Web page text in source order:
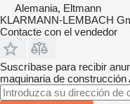
Alemania, Eltmann
KLARMANN-LEMBACH
Contacte con el vendedor
Suscríbase para recibir
maquinaria de construcción